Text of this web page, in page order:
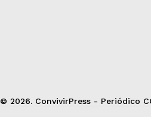
© 2026. ConvivirPress - Periódico